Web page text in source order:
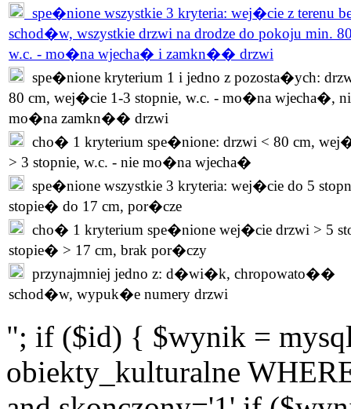
spe�nione wszystkie 3 kryteria: wej�cie z terenu
schod�w, wszystkie drzwi na drodze do pokoju min.
w.c. - mo�na wjecha� i zamkn�� drzwi
spe�nione kryterium 1 i jedno z pozosta�ych:
80 cm, wej�cie 1-3 stopnie, w.c. - mo�na wjecha�,
mo�na zamkn�� drzwi
cho� 1 kryterium spe�nione: drzwi < 80 cm,
> 3 stopnie, w.c. - nie mo�na wjecha�
spe�nione wszystkie 3 kryteria: wej�cie do 5
stopie� do 17 cm, por�cze
cho� 1 kryterium spe�nione wej�cie drzwi > 5
stopie� > 17 cm, brak por�czy
przynajmniej jedno z: d�wi�k, chropowato��
schod�w, wypuk�e numery drzwi
"; if ($id) { $wynik =
obiekty_kulturalne